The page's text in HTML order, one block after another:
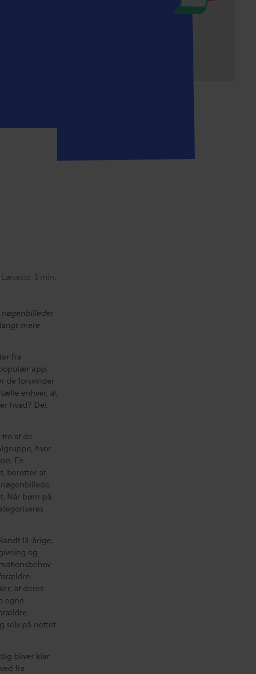
Læsetid: 3 min.
mere
fra
app,
de forsvinder
enhver, at
hvad? Det
at de
hvor
En
beretter at
Når børn på
13-årige,
og
at deres
egne
selv på nettet
bliver klar
fra